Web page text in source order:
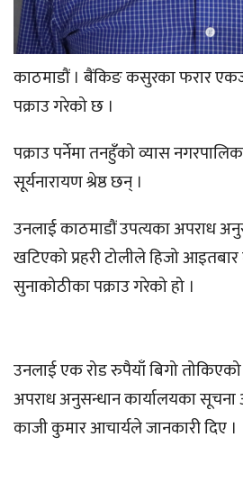
काठमाडौं । बैंकिङ कसुरका फरार
पक्राउ गरेको छ ।
पक्राउ पर्नेमा तनहुँको व्यास
सूर्यनारायण श्रेष्ठ छन् ।
उनलाई काठमाडौं उपत्यका अपराध
खटिएको प्रहरी टोलीले हिजो
सुनाकोठीका पक्राउ गरेको हो ।
उनलाई एक रोड रुपैयाँ बिगो
अपराध अनुसन्धान कार्यालयका सूचना
काजी कुमार आचार्यले जानकारी दिए ।